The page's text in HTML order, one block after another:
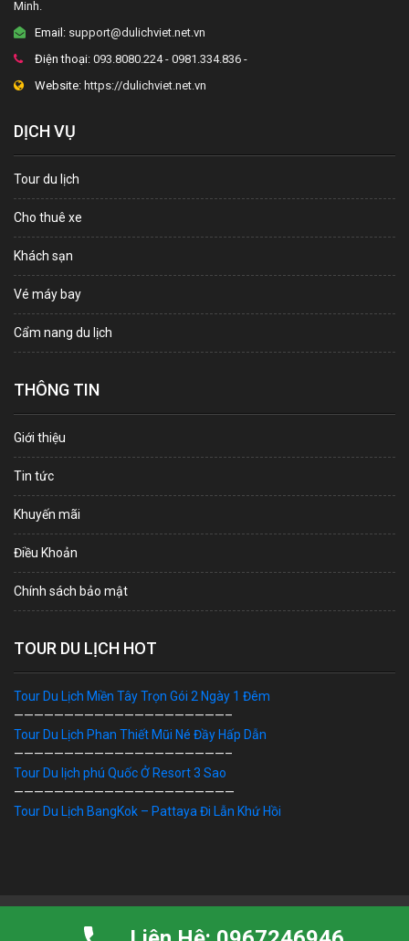
Minh.
Email: support@dulichviet.net.vn
Điện thoại: 093.8080.224 - 0981.334.836 -
Website: https://dulichviet.net.vn
DỊCH VỤ
Tour du lịch
Cho thuê xe
Khách sạn
Vé máy bay
Cẩm nang du lịch
THÔNG TIN
Giới thiệu
Tin tức
Khuyến mãi
Điều Khoản
Chính sách bảo mật
TOUR DU LỊCH HOT
Tour Du Lịch Miền Tây Trọn Gói 2 Ngày 1 Đêm
—————————————————————–
Tour Du Lịch Phan Thiết Mũi Né Đầy Hấp Dẫn
—————————————————————–
Tour Du lịch phú Quốc Ở Resort 3 Sao
——————————————————————
Tour Du Lịch BangKok – Pattaya Đi Lẫn Khứ Hồi
khi sử dụng thông tin từ website này.